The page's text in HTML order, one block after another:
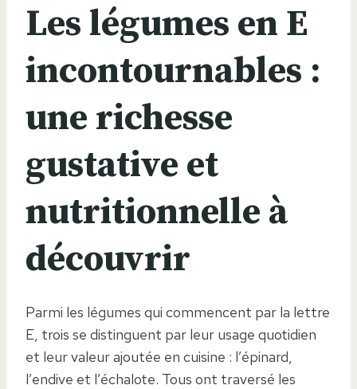
Les légumes en E
incontournables :
une richesse
gustative et
nutritionnelle à
découvrir
Parmi les légumes qui commencent par la lettre
E, trois se distinguent par leur usage quotidien
et leur valeur ajoutée en cuisine : l’épinard,
l’endive et l’échalote. Tous ont traversé les